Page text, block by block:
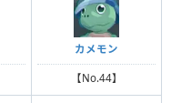
カメモン
【No.44】